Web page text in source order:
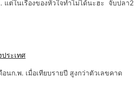
ต่ในเรื่องของหัวใจทำไม่ได้นะฮะ จับปลา2
ระเทศ
ก.พ. เมื่อเทียบรายปี สูงกว่าตัวเลขคาด